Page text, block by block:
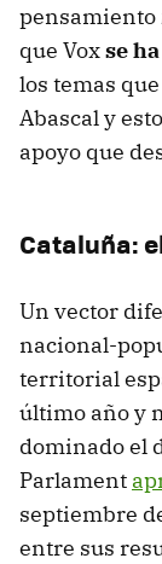
pensamiento
que Voxse
los temas
Abascal y
apoyo que
Cataluña:
Un vector
nacional-
territorial
último año y
dominado el
Parlament
septiembre
entre sus